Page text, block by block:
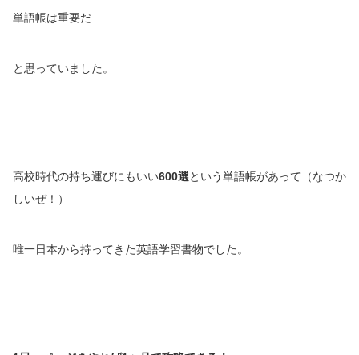
単語帳は重要だ
と思っていました。
高校時代の持ち運びにもいい600選という単語帳があって（なつか
しいぜ！）
唯一日本から持ってきた英語学習書物でした。